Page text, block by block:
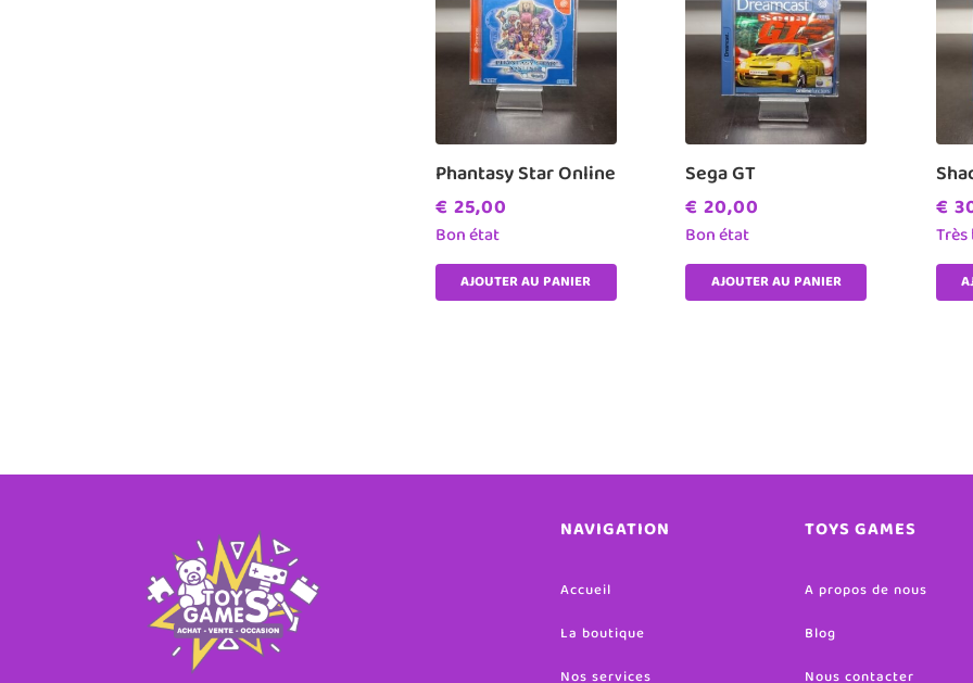
Phantasy Star Online
€ 25,00
Bon état
AJOUTER AU PANIER
Sega GT
€ 20,00
Bon état
AJOUTER AU PANIER
€
NAVIGATION
Accueil
La boutique
Nos services
TOYS GAMES
A propos de nous
Blog
Nous contacter